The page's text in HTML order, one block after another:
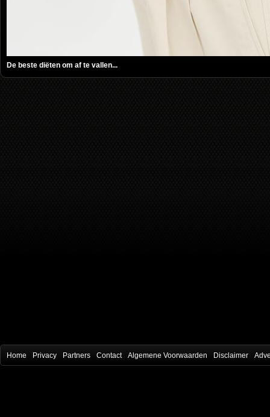
De beste diëten om af te vallen...
Home Privacy Partners Contact Algemene Voorwaarden Disclaimer